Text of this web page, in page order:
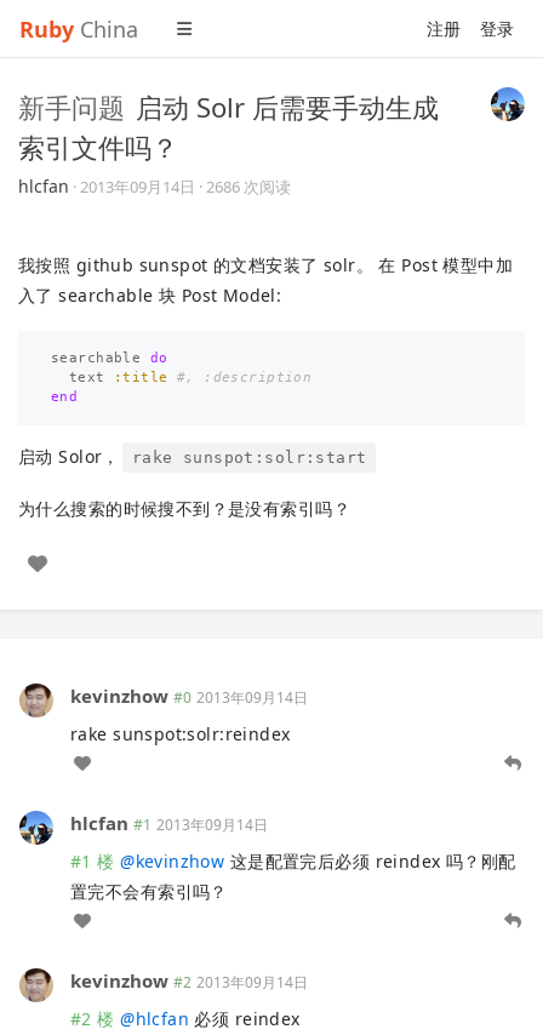
Ruby China 注册 登录
新手问题 启动 Solr 后需要手动生成
索引文件吗？
hlcfan ·2013年09月14日 · 2686 次阅读
我按照 github sunspot 的文档安装了 solr。 在 Post 模型中加
入了 searchable 块 Post Model:
searchable
do
text
:title
#, :description
end
启动 Solor， rake sunspot:solr:start
为什么搜索的时候搜不到？是没有索引吗？
kevinzhow #0 2013年09月14日
rake sunspot:solr:reindex
hlcfan #1 2013年09月14日
#1 楼 @kevinzhow 这是配置完后必须 reindex 吗？刚配
置完不会有索引吗？
kevinzhow #2 2013年09月14日
#2 楼 @hlcfan 必须 reindex